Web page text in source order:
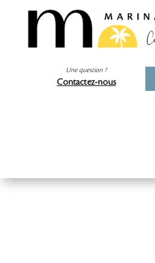
Une question ?
Contactez-nous